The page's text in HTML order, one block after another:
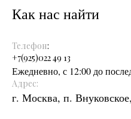
Как нас найти
Телефон:
+7(925)022 49 13
Ежедневно, с 12:00 до
Адрес:
г. Москва, п.